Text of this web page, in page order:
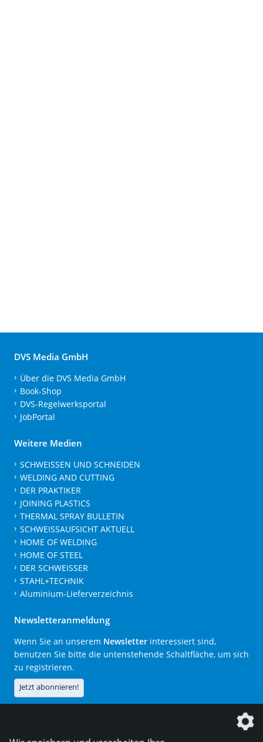
DVS Media GmbH
Über die DVS Media GmbH
Book-Shop
DVS-Regelwerksportal
JobPortal
Weitere Medien
SCHWEISSEN UND SCHNEIDEN
WELDING AND CUTTING
DER PRAKTIKER
JOINING PLASTICS
THERMAL SPRAY BULLETIN
SCHWEISSAUFSICHT AKTUELL
HOME OF WELDING
HOME OF STEEL
DER SCHWEISSER
STAHL+TECHNIK
Aluminium-Lieferverzeichnis
Newsletteranmeldung
Wenn Sie an unserem Newsletter interessiert sind,
benutzen Sie bitte die untenstehende Schaltfläche, um sich
zu registrieren.
Jetzt abonnieren!
Die DVS Media GmbH ist ein Unternehmen der